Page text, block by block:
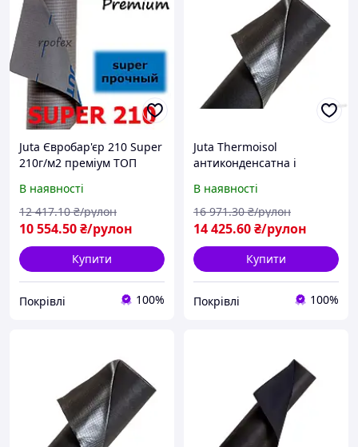
Juta Євробар'єр 210 Super
210г/м2 преміум ТОП
В наявності
10 554.50₴/рулон
12 417.10 ₴/рулон
Купити
Покрівлі 100%
Juta Thermoisol
антиконденсатна і
мембрана
В наявності
14 425.60₴/рулон
16 971.30 ₴/рулон
Купити
Покрівлі 100%